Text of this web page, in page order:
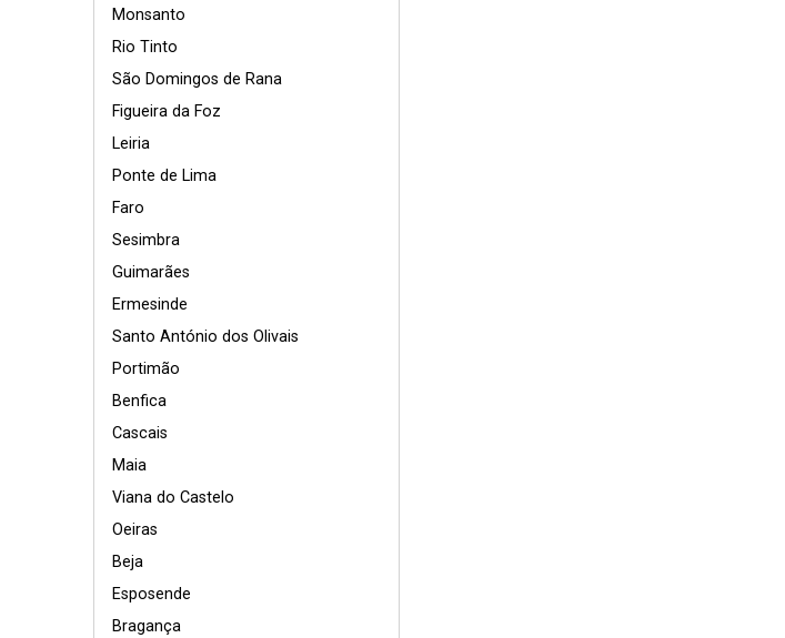
Monsanto
Rio Tinto
São Domingos de Rana
Figueira da Foz
Leiria
Ponte de Lima
Faro
Sesimbra
Guimarães
Ermesinde
Santo António dos Olivais
Portimão
Benfica
Cascais
Maia
Viana do Castelo
Oeiras
Beja
Esposende
Bragança